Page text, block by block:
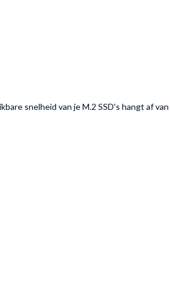
snelheid van je M.2 SSD's hangt af